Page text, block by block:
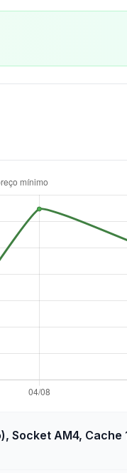
Socket AM4, Cache